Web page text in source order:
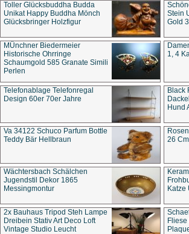
Toller Glücksbuddha Budda
Unikat Happy Buddha Mönch
Glücksbringer Holzfigur
Stein
Gold
MÜnchner Biedermeier
Historische Ohrringe
Schaumgold 585 Granate Simili
Perlen
1, 4
Telefonablage Telefonregal
Design 60er 70er Jahre
Black
Hund
Va 34122 Schuco Parfum Bottle
Teddy Bär Hellbraun
26 Cm
Wächtersbach Schälchen
Jugendstil Dekor 1865
Messingmontur
Katze
2x Bauhaus Tripod Steh Lampe
Dreibein Stativ Art Deco Loft
Vintage Studio Leucht
Fliese